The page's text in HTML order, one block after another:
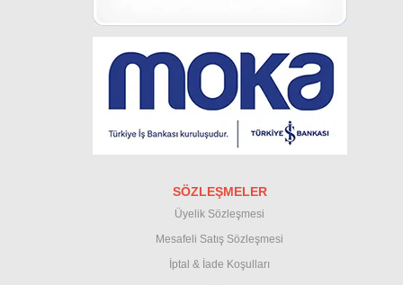
SÖZLEŞMELER
Üyelik Sözleşmesi
Mesafeli Satış Sözleşmesi
İptal & İade Koşulları